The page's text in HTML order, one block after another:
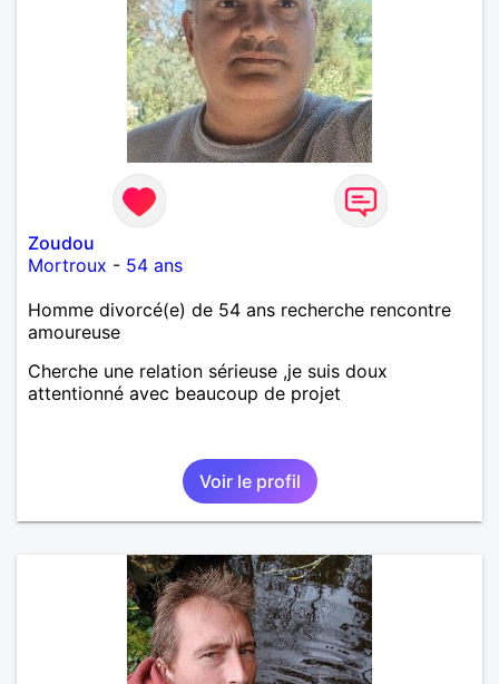
Zoudou
Mortroux - 54 ans
Homme divorcé(e) de 54 ans recherche rencontre
amoureuse
Cherche une relation sérieuse ,je suis doux
attentionné avec beaucoup de projet
Voir le profil